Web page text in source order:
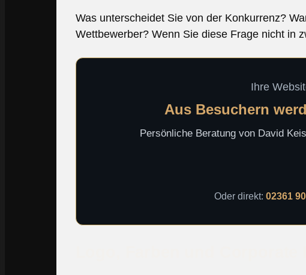
Was unterscheidet Sie von der Konkurrenz?
Wettbewerber? Wenn Sie diese Frage nicht in
Ihre
Aus Besuchern
Persönliche Beratung von David
Oder direkt:02361